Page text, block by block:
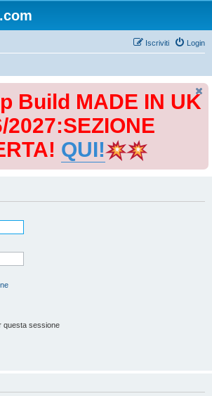
Login
Iscriviti
Build MADE IN UK
2027:SEZIONE
QUI!
questa sessione